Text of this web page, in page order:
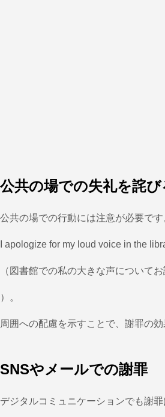
公共の場での失礼を詫び
公共の場での行動には注意が必要で
I apologize for my loud voice in the
（図書館での私の大きな声について
）。
周囲への配慮を示すことで、謝罪の効
SNSやメールでの謝罪
デジタルコミュニケーションでも謝